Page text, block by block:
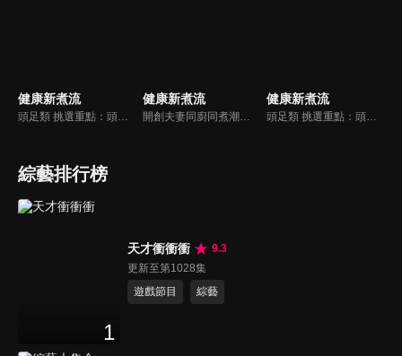
健康新煮流
頭足類 挑選重點：頭足類利用清洗時去除內臟可以降低膽固醇的攝取。挑選雙眼清澈明亮，眼球稍微凸出，肉質結實有彈性為佳。身體具透明感，觸腕或是吸盤一碰到活體就會吸附住便是新鮮的。
健康新煮流
開創夫妻同廚同煮潮流的KC夫婦，繼《健康醫食代》後，走出攝影棚，帶大家全台走透透，發掘上帝賞賜的美味食材，內容融合新加坡南洋風和客家純樸味，加上台灣獨特的閩南風情，互相激盪交織出的火花，打造出獨一無二的美食節目。
健康新煮流
頭足類 挑選重點：頭足類利用清洗時去除內臟可以降低膽固醇的攝取。挑選雙眼清澈明亮，眼球稍微凸出，肉質結實有彈性為佳。身體具透明感，觸腕或是吸盤一碰到活體就會吸附住便是新鮮的。
綜藝排行榜
1
天才衝衝衝
9.3
更新至第1028集
遊戲節目
綜藝